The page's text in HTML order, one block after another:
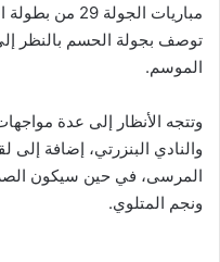
مباريات
توصف بجولة الحسم بالنظر
الموسم.
وتتجه الأنظار إلى عدة
والنادي البنزرتي، إضافة
المرسى، في حين سيكون
ونجم المتلوي.